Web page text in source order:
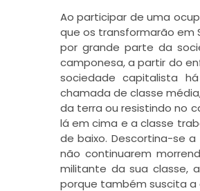
Ao participar de uma
que os transformarão em
por grande parte da
camponesa, a partir do
sociedade capitalista
chamada de classe
da terra ou resistindo no
lá em cima e a classe
de baixo. Descortina-se
não continuarem
militante da sua classe,
porque também suscita a